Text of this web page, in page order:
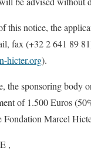
this notice, the
fax (+32 2 641 89
hicter.org).
the sponsoring body
of 1.500 Euros
Fondation Marcel
,